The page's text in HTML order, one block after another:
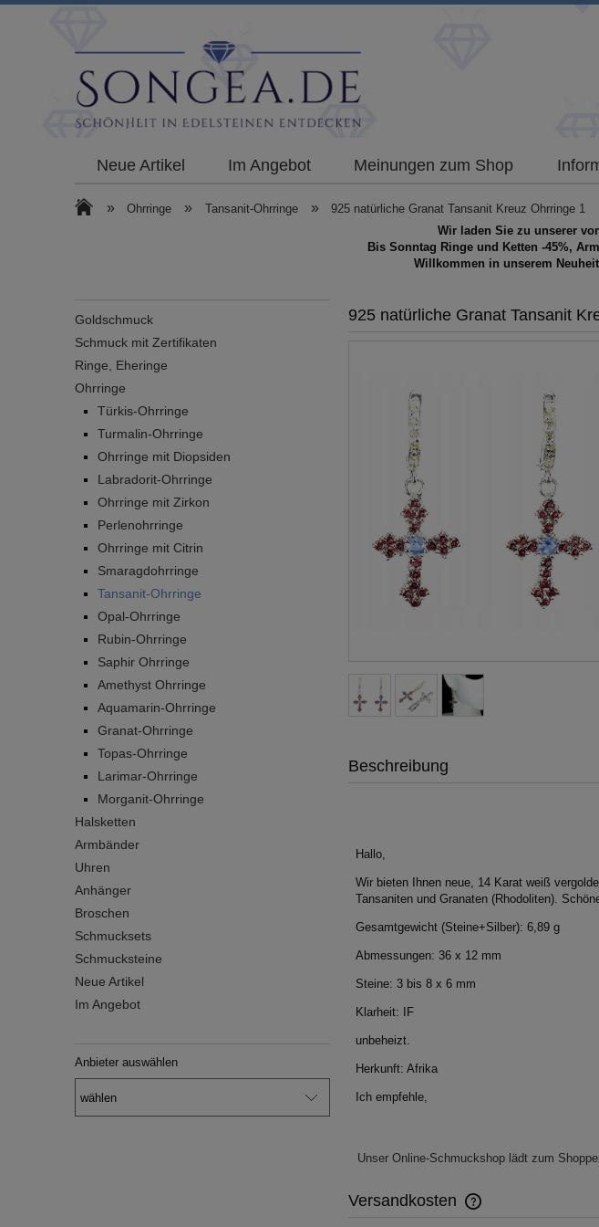
Neue Artikel Im Angebot Meinungen zum Shop
» Ohrringe » Tansanit-Ohrringe »
925 natürliche Granat Tansanit Kreuz Ohrringe 1
Wir laden Sie zu unserer
Bis Sonntag Ringe und Ketten -45%,
Willkommen in unserem
Goldschmuck
Schmuck mit Zertifikaten
Ringe, Eheringe
Ohrringe
Türkis-Ohrringe
Turmalin-Ohrringe
Ohrringe mit Diopsiden
Labradorit-Ohrringe
Ohrringe mit Zirkon
Perlenohrringe
Ohrringe mit Citrin
Smaragdohrringe
Tansanit-Ohrringe
Opal-Ohrringe
Rubin-Ohrringe
Saphir Ohrringe
Amethyst Ohrringe
Aquamarin-Ohrringe
Granat-Ohrringe
Topas-Ohrringe
Larimar-Ohrringe
Morganit-Ohrringe
Halsketten
Armbänder
Uhren
Anhänger
Broschen
Schmucksets
Schmucksteine
Neue Artikel
Im Angebot
Anbieter auswählen
925 natürliche Granat Tansanit
Im Preis sind
nicht enthalten
Beschreibung
Hallo,
Wir bieten Ihnen neue, 14 Karat weiß
Tansaniten und Granaten (Rhodoliten).
Gesamtgewicht (Steine+Silber): 6,89 g
Abmessungen: 36 x 12 mm
Steine: 3 bis 8 x 6 mm
Klarheit: IF
unbeheizt.
Herkunft: Afrika
Ich empfehle,
Unser Online-Schmuckshop lädt zum
Versandkosten